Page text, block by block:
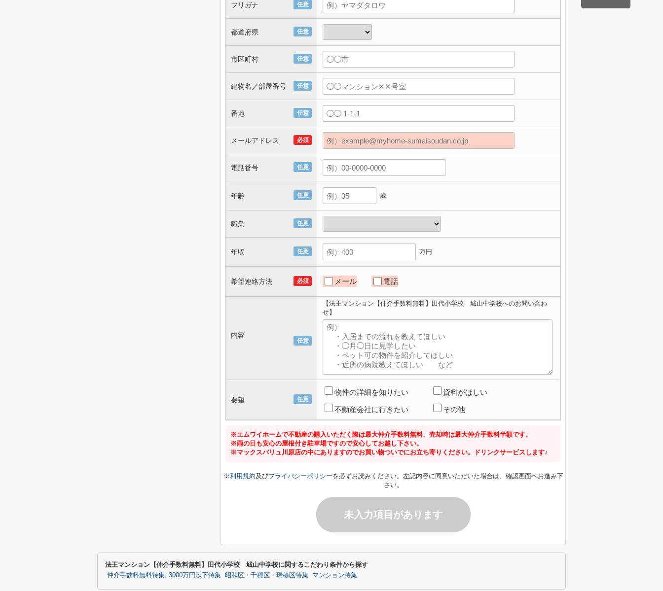
任意
フリガナ
任意
都道府県
任意
市区町村
任意
建物名／部屋番号
任意
番地
必須
メールアドレス
任意
電話番号
任意
年齢 歳
任意
職業
任意
年収 万円
必須
希望連絡方法 メール 電話
任意
内容
【法王マンション【仲介手数料無料】田代小学校 城山中学校へのお問い合わ
せ】
任意
要望
物件の詳細を知りたい 資料がほしい
不動産会社に行きたい その他
※エムワイホームで不動産の購入いただく際は最大仲介手数料無料、売却時は最大仲介手数料半額です。
※雨の日も安心の屋根付き駐車場ですので安心してお越し下さい。
※マックスバリュ川原店の中にありますのでお買い物ついでにお立ち寄りください。ドリンクサービスします♪
※利用規約及びプライバシーポリシーを必ずお読みください。左記内容に同意いただいた場合は、確認画面へお進み下
さい。
未入力項目があります
法王マンション【仲介手数料無料】田代小学校 城山中学校に関するこだわり条件から探す
仲介手数料無料特集 3000万円以下特集 昭和区・千種区・瑞穂区特集 マンション特集